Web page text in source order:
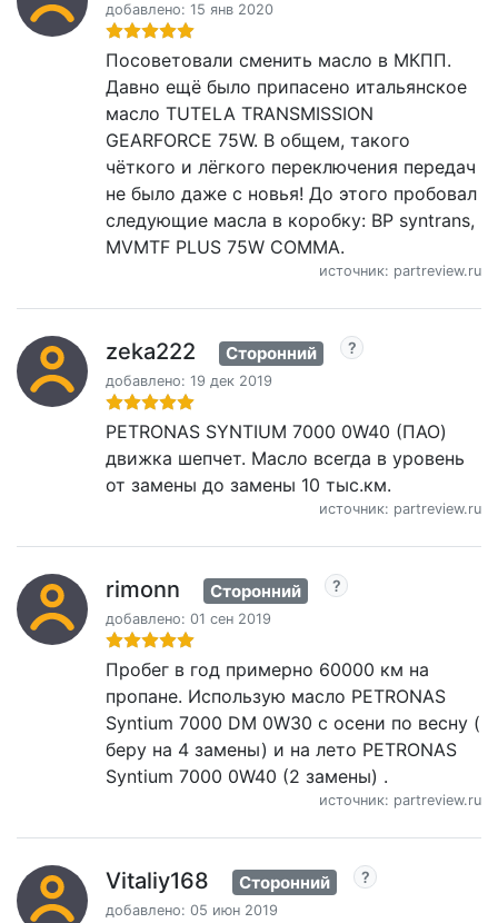
добавлено: 15 янв 2020
Посоветовали сменить масло в МКПП.
Давно ещё было припасено итальянское
масло TUTELA TRANSMISSION
GEARFORCE 75W. В общем, такого
чёткого и лёгкого переключения передач
не было даже с новья! До этого пробовал
следующие масла в коробку: BP syntrans,
MVMTF PLUS 75W COMMA.
источник: partreview.ru
zeka222 Сторонний
добавлено: 19 дек 2019
PETRONAS SYNTIUM 7000 0W40 (ПАО)
движка шепчет. Масло всегда в уровень
от замены до замены 10 тыс.км.
источник: partreview.ru
rimonn Сторонний
добавлено: 01 сен 2019
Пробег в год примерно 60000 км на
пропане. Использую масло PETRONAS
Syntium 7000 DM 0W30 с осени по весну (
беру на 4 замены) и на лето PETRONAS
Syntium 7000 0W40 (2 замены) .
источник: partreview.ru
Vitaliy168 Сторонний
добавлено: 05 июн 2019